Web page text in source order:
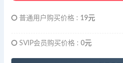
普通用户购买价格 : 19元
SVIP会员购买价格 : 0元